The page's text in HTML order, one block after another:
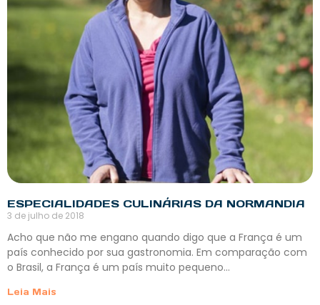
ESPECIALIDADES CULINÁRIAS DA NORMANDIA
3 de julho de 2018
Acho que não me engano quando digo que a França é um
país conhecido por sua gastronomia. Em comparação com
o Brasil, a França é um país muito pequeno…
Leia Mais